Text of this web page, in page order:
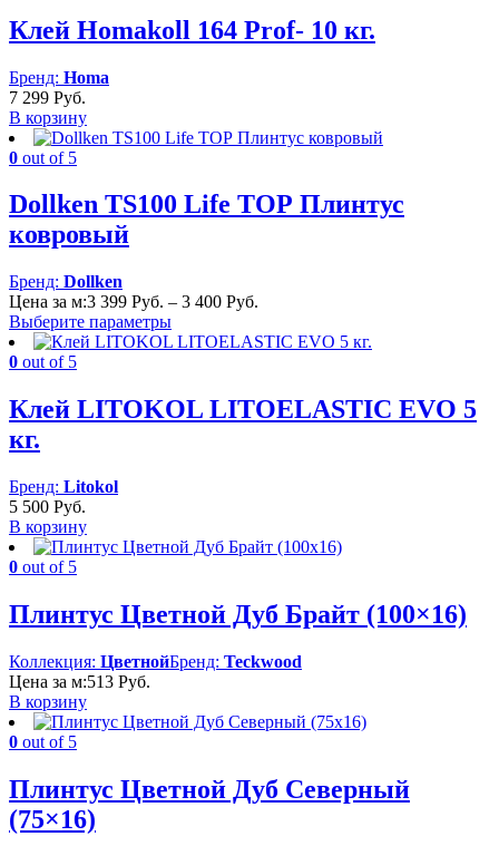
Клей Homakoll 164 Prof- 10 кг.
Бренд: Homa
7 299 Руб.
В корзину
0 out of 5
Dollken TS100 Life TOP Плинтус
ковровый
Бренд: Dollken
Цена за м:3 399 Руб. – 3 400 Руб.
3
3
400 Руб.
Выберите параметры
0 out of 5
Клей LITOKOL LITOELASTIC EVO 5
кг.
Бренд: Litokol
5 500 Руб.
В корзину
0 out of 5
Плинтус Цветной Дуб Брайт (100×16)
Коллекция: ЦветнойБренд: Teckwood
Цена за м:513 Руб.
В корзину
0 out of 5
Плинтус Цветной Дуб Северный
(75×16)